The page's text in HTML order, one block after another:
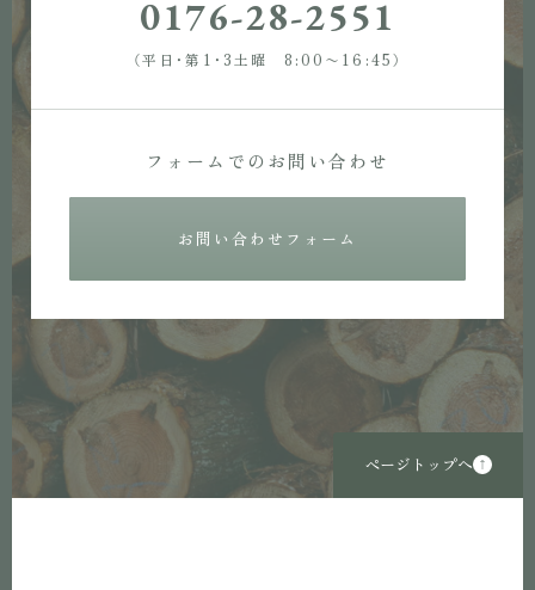
0176-28-2551
（平日・第1・3土曜 8:00〜16:45）
フォームでのお問い合わせ
お問い合わせフォーム
ページトップへ